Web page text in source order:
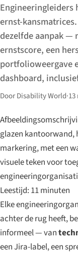
Engineeringleiders
ernst-
dezelfde aanpak —
ernstscore, een
portfolioweergave
dashboard,
Door Disability World·
glazen kantoorwand,
markering, met een
visuele teken voor
Leestijd: 11 minuten
Elke
achter de rug heeft,
informeel — van
een Jira-label, een